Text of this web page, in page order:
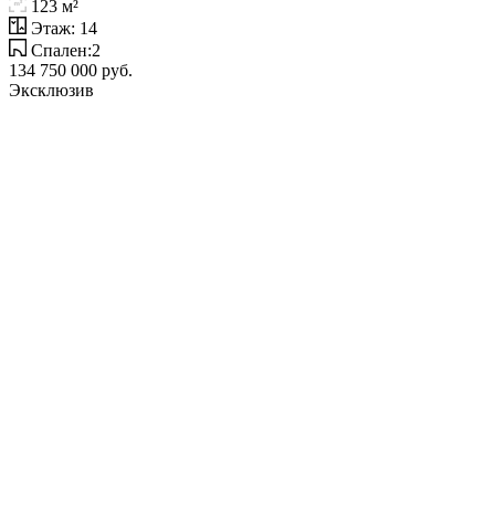
123 м²
Этаж: 14
Спален:2
134 750 000 руб.
Эксклюзив